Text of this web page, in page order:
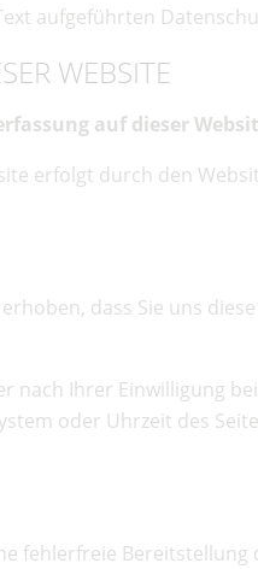
aufgeführten
WEBSITE
auf dieser
erfolgt durch den
dass Sie uns
Ihrer Einwilligung
oder Uhrzeit des
fehlerfreie